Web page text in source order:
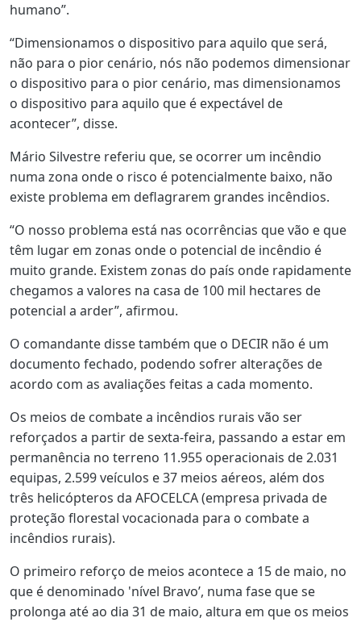
humano”.
“Dimensionamos o dispositivo para aquilo que será,
não para o pior cenário, nós não podemos dimensionar
o dispositivo para o pior cenário, mas dimensionamos
o dispositivo para aquilo que é expectável de
acontecer”, disse.
Mário Silvestre referiu que, se ocorrer um incêndio
numa zona onde o risco é potencialmente baixo, não
existe problema em deflagrarem grandes incêndios.
“O nosso problema está nas ocorrências que vão e que
têm lugar em zonas onde o potencial de incêndio é
muito grande. Existem zonas do país onde rapidamente
chegamos a valores na casa de 100 mil hectares de
potencial a arder”, afirmou.
O comandante disse também que o DECIR não é um
documento fechado, podendo sofrer alterações de
acordo com as avaliações feitas a cada momento.
Os meios de combate a incêndios rurais vão ser
reforçados a partir de sexta-feira, passando a estar em
permanência no terreno 11.955 operacionais de 2.031
equipas, 2.599 veículos e 37 meios aéreos, além dos
três helicópteros da AFOCELCA (empresa privada de
proteção florestal vocacionada para o combate a
incêndios rurais).
O primeiro reforço de meios acontece a 15 de maio, no
que é denominado 'nível Bravo’, numa fase que se
prolonga até ao dia 31 de maio, altura em que os meios